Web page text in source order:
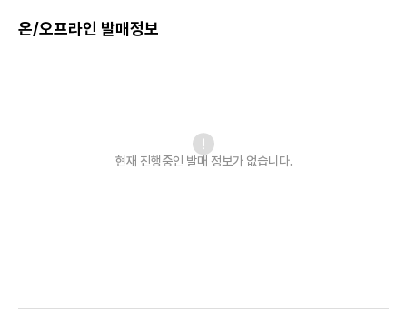
온/오프라인 발매정보
현재 진행중인 발매 정보가 없습니다.